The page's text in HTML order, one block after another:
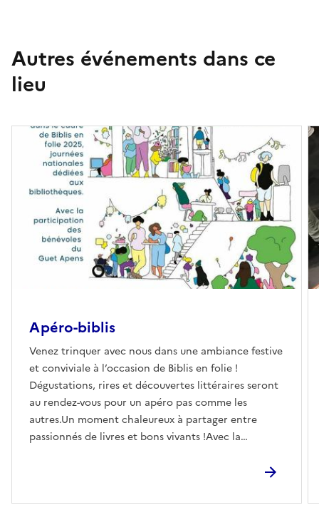
Autres événements dans ce
lieu
Apéro-biblis
Venez trinquer avec nous dans une ambiance festive
et conviviale à l’occasion de Biblis en folie !
Dégustations, rires et découvertes littéraires seront
au rendez-vous pour un apéro pas comme les
autres.Un moment chaleureux à partager entre
passionnés de livres et bons vivants !Avec la